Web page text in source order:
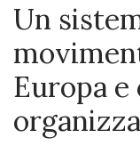
Un
Europa